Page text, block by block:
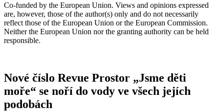
Co-funded by the European Union. Views and opinions expressed
are, however, those of the author(s) only and do not necessarily
reflect those of the European Union or the European Commission.
Neither the European Union nor the granting authority can be held
responsible.
Nové číslo Revue Prostor „Jsme děti
moře“ se noří do vody ve všech jejích
podobách